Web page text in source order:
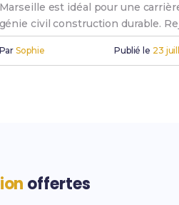
Marseille est idéal pour une
génie civil construction durable.
Génie Civil pour un avenir
prometteur.
ParSophie Publié le 23
offertes